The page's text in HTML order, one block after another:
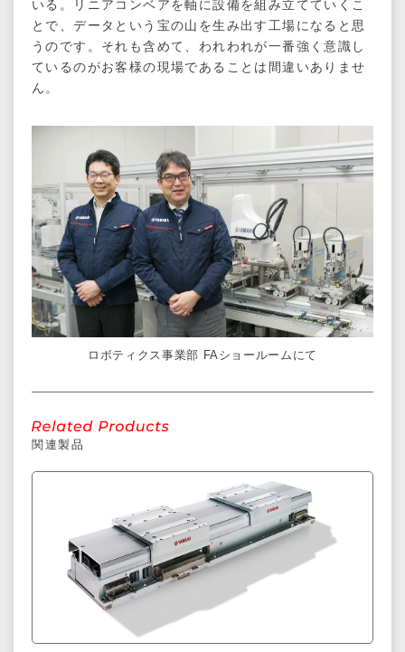
いる。リニアコンベアを軸に設備を組み立てていくこ
とで、データという宝の山を生み出す工場になると思
うのです。それも含めて、われわれが一番強く意識し
ているのがお客様の現場であることは間違いありませ
ん。
ロボティクス事業部 FAショールームにて
関連製品